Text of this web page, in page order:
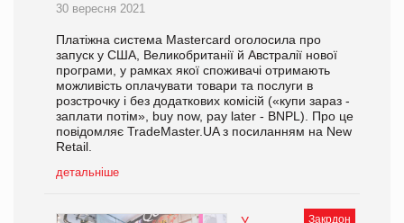
30 вересня 2021
Платіжна система Mastercard оголосила про
запуск у США, Великобританії й Австралії нової
програми, у рамках якої споживачі отримають
можливість оплачувати товари та послуги в
розстрочку і без додаткових комісій («купи зараз -
заплати потім», buy now, pay later - BNPL). Про це
повідомляє TradeMaster.UA з посиланням на New
Retail.
детальніше
Закрдон